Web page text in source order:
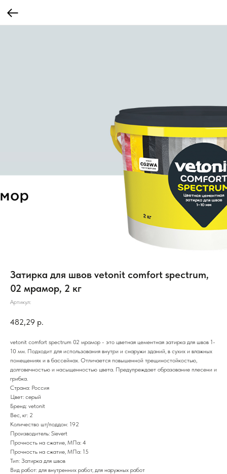
Затирка для швов vetonit comfort spectrum,
02 мрамор, 2 кг
Артикул:
482,29 р.
vetonit comfort spectrum 02 мрамор - это цветная цементная затирка для швов 1-
10 мм. Подходит для использования внутри и снаружи зданий, в сухих и влажных
помещениях и в бассейнах. Отличается повышенной трещиностойкостью,
долговечностью и насыщенностью цвета. Предупреждает образование плесени и
грибка.
Страна: Россия
Цвет: серый
Бренд: vetonit
Вес, кг: 2
Количество шт/поддон: 192
Производитель: Sievert
Прочность на сжатие, МПа: 4
Прочность на сжатие, МПа: 15
Тип: Затирка для швов
Вид работ: для внутренних работ, для наружных работ